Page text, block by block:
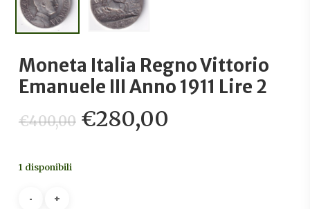
Moneta Italia Regno Vittorio
Emanuele III Anno 1911 Lire 2
€400,00 Il
prezzo
€280,00
1 disponibili